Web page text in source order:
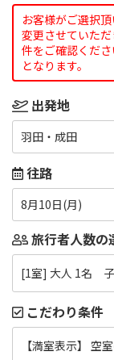
お客様がご選択
変更させていた
件をご確認くだ
となります。
出発地
羽田・成田
往路
8月10日(月)
旅行者人数の
[1室] 大人 1名
こだわり条件
【満室表示】 空